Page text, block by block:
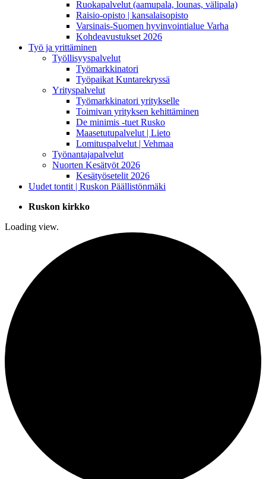
Ruokapalvelut (aamupala, lounas, välipala)
Raisio-opisto | kansalaisopisto
Varsinais-Suomen hyvinvointialue Varha
Kohdeavustukset 2026
Työ ja yrittäminen
Työllisyyspalvelut
Työmarkkinatori
Työpaikat Kuntarekryssä
Yrityspalvelut
Työmarkkinatori yritykselle
Toimivan yrityksen kehittäminen
De minimis -tuet Rusko
Maasetutupalvelut | Lieto
Lomituspalvelut | Vehmaa
Työnantajapalvelut
Nuorten Kesätyöt 2026
Kesätyösetelit 2026
Uudet tontit | Ruskon Päällistönmäki
Ruskon kirkko
Loading view.